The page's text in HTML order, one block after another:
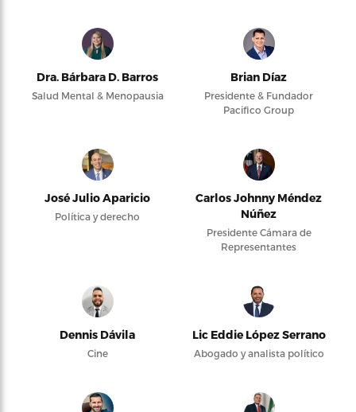
Dra. Bárbara D. Barros
Salud Mental & Menopausia
Brian Díaz
Presidente & Fundador
Pacifico Group
José Julio Aparicio
Política y derecho
Carlos Johnny Méndez
Núñez
Presidente Cámara de
Representantes
Dennis Dávila
Cine
Lic Eddie López Serrano
Abogado y analista político